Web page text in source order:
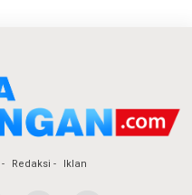
Redaksi Iklan